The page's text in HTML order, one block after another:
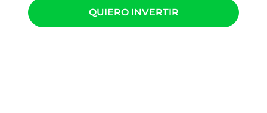
QUIERO INVERTIR